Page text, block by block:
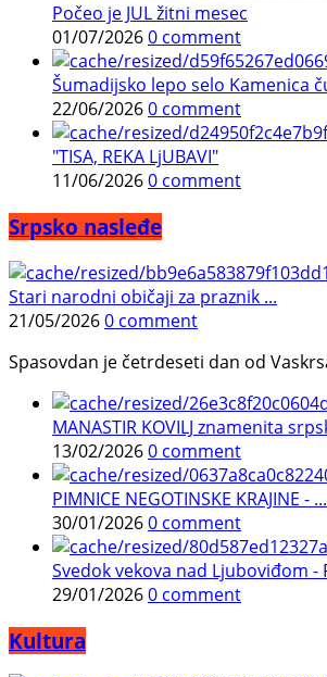
Počeo je JUL žitni mesec
01/07/20260 comment
Šumadijsko lepo selo Kamenica
22/06/20260 comment
"TISA, REKA LjUBAVI"
11/06/20260 comment
Srpsko nasleđe
Stari narodni običaji za praznik ...
21/05/20260 comment
Spasovdan je četrdeseti dan od
MANASTIR KOVILJ znamenita
13/02/20260 comment
PIMNICE NEGOTINSKE KRAJINE - ...
30/01/20260 comment
Svedok vekova nad Ljuboviđom -
29/01/20260 comment
Kultura